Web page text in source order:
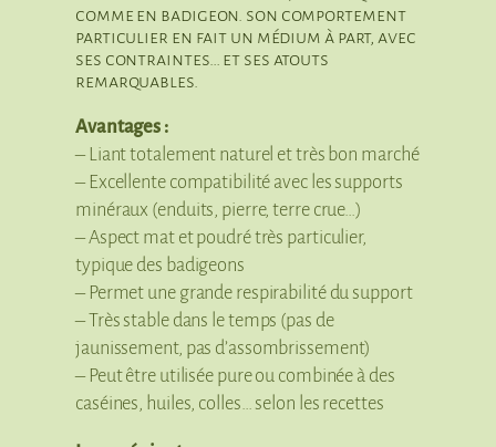
comme en badigeon. son comportement
particulier en fait un médium à part, avec
ses contraintes… et ses atouts
remarquables.
Avantages :
– Liant totalement naturel et très bon marché
– Excellente compatibilité avec les supports
minéraux (enduits, pierre, terre crue…)
– Aspect mat et poudré très particulier,
typique des badigeons
– Permet une grande respirabilité du support
– Très stable dans le temps (pas de
jaunissement, pas d’assombrissement)
– Peut être utilisée pure ou combinée à des
caséines, huiles, colles… selon les recettes